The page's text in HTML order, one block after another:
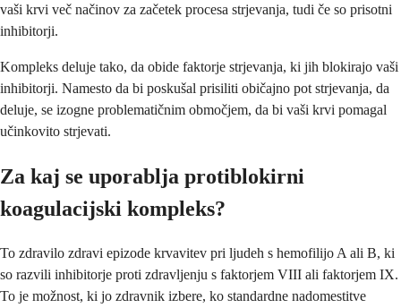
vaši krvi več načinov za začetek procesa strjevanja, tudi če so prisotni
inhibitorji.
Kompleks deluje tako, da obide faktorje strjevanja, ki jih blokirajo vaši
inhibitorji. Namesto da bi poskušal prisiliti običajno pot strjevanja, da
deluje, se izogne problematičnim območjem, da bi vaši krvi pomagal
učinkovito strjevati.
Za kaj se uporablja protiblokirni
koagulacijski kompleks?
To zdravilo zdravi epizode krvavitev pri ljudeh s hemofilijo A ali B, ki
so razvili inhibitorje proti zdravljenju s faktorjem VIII ali faktorjem IX.
To je možnost, ki jo zdravnik izbere, ko standardne nadomestitve